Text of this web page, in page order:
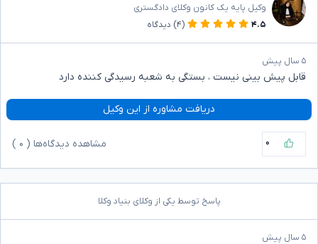
وکیل پایه یک کانون وکلای دادگستری
۴.۵
(۴) دیدگاه
۵ سال پیش
قابل پیش بینی نیست ، بستگی به شعبه رسیدگی کننده دارد
دریافت مشاوره از این وکیل
۰ مشاهده دیدگاه‌ها ( ۰
پاسخ توسط یکی از وکلای بنیاد وکلا
۵ سال پیش